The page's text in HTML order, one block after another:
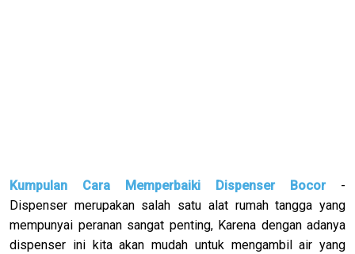
Kumpulan Cara Memperbaiki Dispenser Bocor-
Dispenser merupakan salah satu alat rumah tangga yang
mempunyai peranan sangat penting, Karena dengan adanya
dispenser ini kita akan mudah untuk mengambil air yang